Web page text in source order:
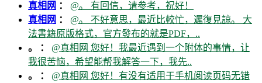
真相网 ： @。 有回信，请参考，祝好！
真相网 ： @。 不好意思，最近比較忙，遲復見諒。 大
法書籍原版格式，官方發布的就是PDF，..
。 ： @真相网 您好！我最近遇到一个附体的事情，让
我很苦恼，希望能帮我解答一下，我先..
。 ： @真相网 您好！有没有适用于手机阅读页码无错